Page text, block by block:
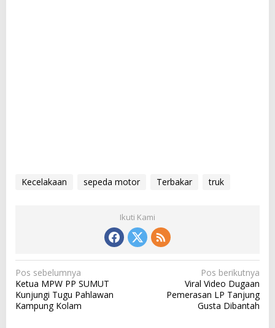
Kecelakaan sepeda motor Terbakar truk
Ikuti Kami
N
a
v
Pos sebelumnya
Ketua MPW PP SUMUT
Kunjungi Tugu Pahlawan
Kampung Kolam
Pos berikutnya
Viral Video Dugaan
Pemerasan LP Tanjung
Gusta Dibantah